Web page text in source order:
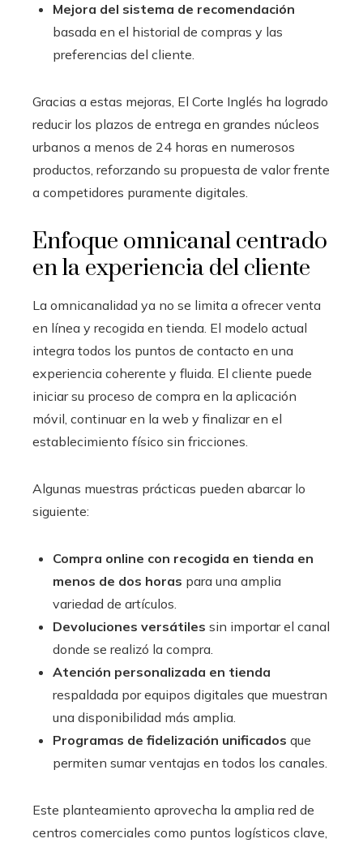
Mejora del sistema de recomendación
basada en el historial de compras y las
preferencias del cliente.
Gracias a estas mejoras, El Corte Inglés ha logrado
reducir los plazos de entrega en grandes núcleos
urbanos a menos de 24 horas en numerosos
productos, reforzando su propuesta de valor frente
a competidores puramente digitales.
Enfoque omnicanal centrado
en la experiencia del cliente
La omnicanalidad ya no se limita a ofrecer venta
en línea y recogida en tienda. El modelo actual
integra todos los puntos de contacto en una
experiencia coherente y fluida. El cliente puede
iniciar su proceso de compra en la aplicación
móvil, continuar en la web y finalizar en el
establecimiento físico sin fricciones.
Algunas muestras prácticas pueden abarcar lo
siguiente:
Compra online con recogida en tienda en
menos de dos horas para una amplia
variedad de artículos.
Devoluciones versátiles sin importar el canal
donde se realizó la compra.
Atención personalizada en tienda
respaldada por equipos digitales que muestran
una disponibilidad más amplia.
Programas de fidelización unificados que
permiten sumar ventajas en todos los canales.
Este planteamiento aprovecha la amplia red de
centros comerciales como puntos logísticos clave,